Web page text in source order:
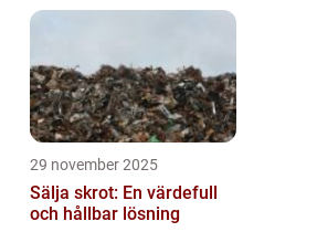
29 november 2025
Sälja skrot: En värdefull
och hållbar lösning